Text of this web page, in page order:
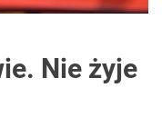
Nie żyje